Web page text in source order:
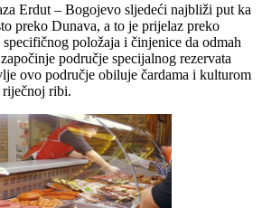
Erdut – Bogojevo sljedeći najbliži put ka
preko Dunava, a to je prijelaz preko
položaja i činjenice da odmah
područje specijalnog rezervata
ovo područje obiluje čardama i kulturom
riječnoj ribi.